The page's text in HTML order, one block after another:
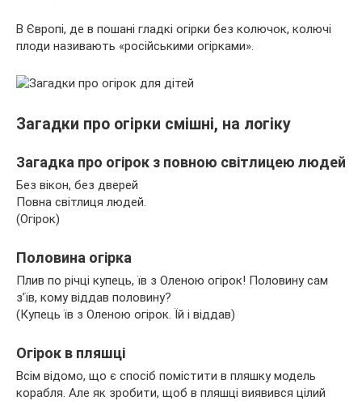
В Європі, де в пошані гладкі огірки без колючок, колючі
плоди називають «російськими огірками».
Загадки про огірки смішні, на логіку
Загадка про огірок з повною світлицею людей
Без вікон, без дверей
Повна світлиця людей.
(Огірок)
Половина огірка
Плив по річці купець, їв з Оленою огірок! Половину сам
з’їв, кому віддав половину?
(Купець їв з Оленою огірок. Їй і віддав)
Огірок в пляшці
Всім відомо, що є спосіб помістити в пляшку модель
корабля. Але як зробити, щоб в пляшці виявився цілий